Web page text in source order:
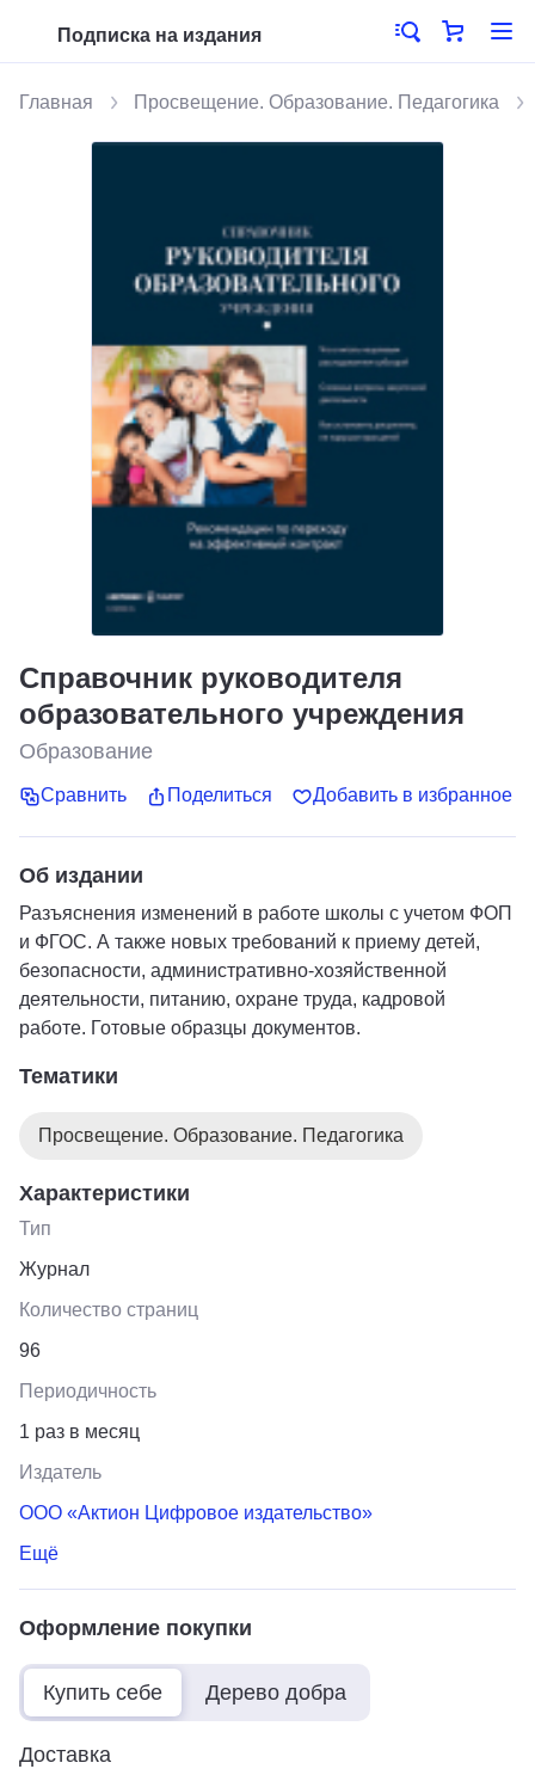
Подписка на издания
Главная Просвещение. Образование. Педагогика
Справочник руководителя
образовательного учреждения
Образование
Сравнить Поделиться Добавить в избранное
Об издании
Разъяснения изменений в работе школы с учетом ФОП
и ФГОС. А также новых требований к приему детей,
безопасности, административно-хозяйственной
деятельности, питанию, охране труда, кадровой
работе. Готовые образцы документов.
Тематики
Просвещение. Образование. Педагогика
Характеристики
Тип
Журнал
Количество страниц
96
Периодичность
1 раз в месяц
Издатель
ООО «Актион Цифровое издательство»
Ещё
Оформление покупки
Купить себе Дерево добра
Доставка